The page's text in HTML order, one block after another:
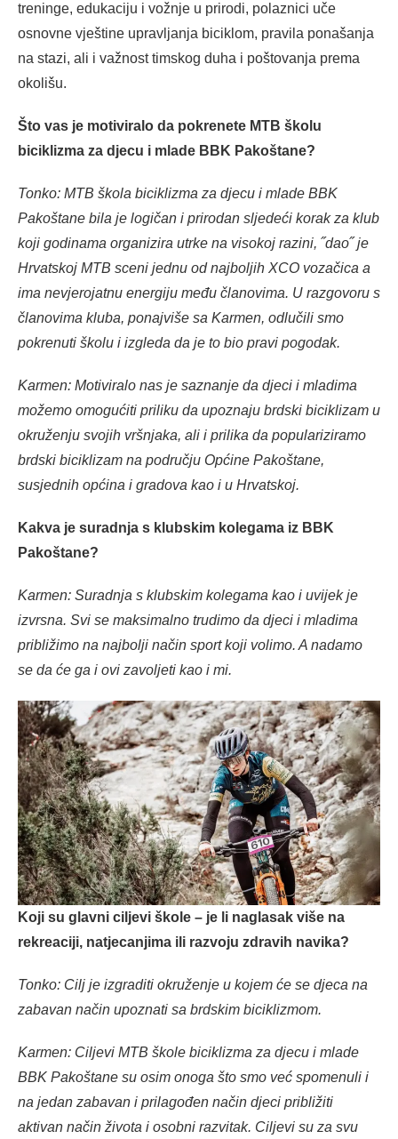
treninge, edukaciju i vožnje u prirodi, polaznici uče
osnovne vještine upravljanja biciklom, pravila ponašanja
na stazi, ali i važnost timskog duha i poštovanja prema
okolišu.
Što vas je motiviralo da pokrenete MTB školu
biciklizma za djecu i mlade BBK Pakoštane?
Tonko: MTB škola biciklizma za djecu i mlade BBK
Pakoštane bila je logičan i prirodan sljedeći korak za klub
koji godinama organizira utrke na visokoj razini, ˝dao˝ je
Hrvatskoj MTB sceni jednu od najboljih XCO vozačica a
ima nevjerojatnu energiju među članovima. U razgovoru s
članovima kluba, ponajviše sa Karmen, odlučili smo
pokrenuti školu i izgleda da je to bio pravi pogodak.
Karmen: Motiviralo nas je saznanje da djeci i mladima
možemo omogućiti priliku da upoznaju brdski biciklizam u
okruženju svojih vršnjaka, ali i prilika da populariziramo
brdski biciklizam na području Općine Pakoštane,
susjednih općina i gradova kao i u Hrvatskoj.
Kakva je suradnja s klubskim kolegama iz BBK
Pakoštane?
Karmen: Suradnja s klubskim kolegama kao i uvijek je
izvrsna. Svi se maksimalno trudimo da djeci i mladima
približimo na najbolji način sport koji volimo. A nadamo
se da će ga i ovi zavoljeti kao i mi.
Koji su glavni ciljevi škole – je li naglasak više na
rekreaciji, natjecanjima ili razvoju zdravih navika?
Tonko: Cilj je izgraditi okruženje u kojem će se djeca na
zabavan način upoznati sa brdskim biciklizmom.
Karmen: Ciljevi MTB škole biciklizma za djecu i mlade
BBK Pakoštane su osim onoga što smo već spomenuli i
na jedan zabavan i prilagođen način djeci približiti
aktivan način života i osobni razvitak. Ciljevi su za svu